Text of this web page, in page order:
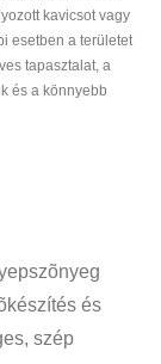
kavicsot vagy
esetben a területet
tapasztalat, a
és a könnyebb
és
szép